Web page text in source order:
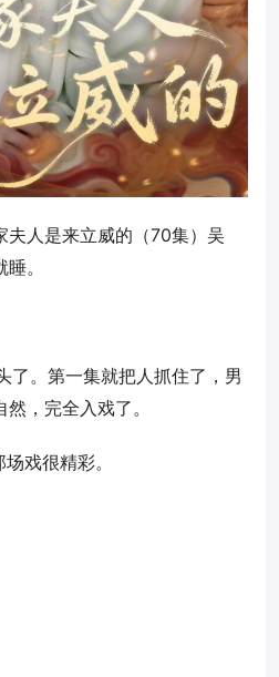
夫人是来立威的（70集）吴
。
了。第一集就把人抓住了，男
，完全入戏了。
戏很精彩。